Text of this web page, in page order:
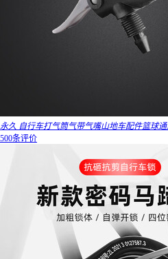
永久 自行车打气筒气带气嘴山地车配件篮球
500条评价